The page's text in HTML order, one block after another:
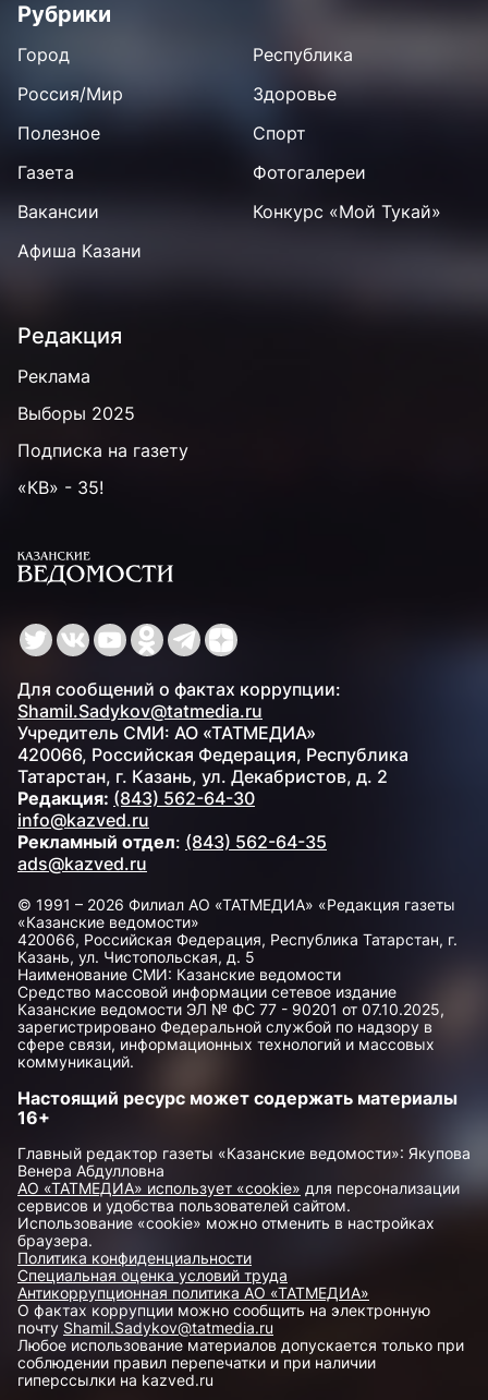
Рубрики
Город
Республика
Россия/Мир
Здоровье
Полезное
Спорт
Газета
Фотогалереи
Вакансии
Конкурс «Мой Тукай»
Афиша Казани
Редакция
Реклама
Выборы 2025
Подписка на газету
«КВ» - 35!
Для сообщений о фактах коррупции:
Shamil.Sadykov@tatmedia.ru
Учредитель СМИ: АО «ТАТМЕДИА»
420066, Российская Федерация, Республика
Татарстан, г. Казань, ул. Декабристов, д. 2
Редакция: (843) 562-64-30
info@kazved.ru
Рекламный отдел: (843) 562-64-35
ads@kazved.ru
© 1991 – 2026 Филиал АО «ТАТМЕДИА» «Редакция газеты
«Казанские ведомости»
420066, Российская Федерация, Республика Татарстан, г.
Казань, ул. Чистопольская, д. 5
Наименование СМИ: Казанские ведомости
Средство массовой информации сетевое издание
Казанские ведомости ЭЛ № ФС 77 - 90201 от 07.10.2025,
зарегистрировано Федеральной службой по надзору в
сфере связи, информационных технологий и массовых
коммуникаций.
Настоящий ресурс может содержать материалы
16+
Главный редактор газеты «Казанские ведомости»: Якупова
Венера Абдулловна
АО «ТАТМЕДИА» использует «cookie» для персонализации
сервисов и удобства пользователей сайтом.
Использование «cookie» можно отменить в настройках
браузера.
Политика конфиденциальности
Специальная оценка условий труда
Антикоррупционная политика АО «ТАТМЕДИА»
О фактах коррупции можно сообщить на электронную
почту Shamil.Sadykov@tatmedia.ru
Любое использование материалов допускается только при
соблюдении правил перепечатки и при наличии
гиперссылки на kazved.ru